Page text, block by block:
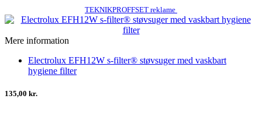
TEKNIKPROFFSET reklame
Mere information
Electrolux EFH12W s-filter® støvsuger med vaskbart
hygiene filter
135,00 kr.